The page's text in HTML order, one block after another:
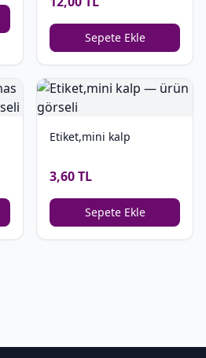
Sepete Ekle
Etiket,mini kalp
3,60 TL
Sepete Ekle